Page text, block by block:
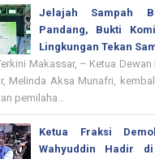
Jelajah Sampah
Pandang, Bukti
Lingkungan Tekan
Makassar, – Ketua
Melinda Aksa Munafri,
pemilaha...
Ketua Fraksi
Wahyuddin Hadir